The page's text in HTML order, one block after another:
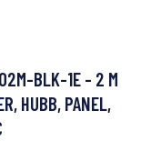
BLK-1E - 2 M
HUBB, PANEL,